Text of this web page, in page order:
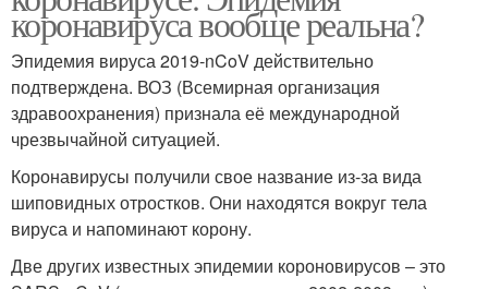
коронавируса вообще реальна?
Эпидемия вируса 2019-nCoV действительно
подтверждена. ВОЗ (Всемирная организация
здравоохранения) признала её международной
чрезвычайной ситуацией.
Коронавирусы получили свое название из-за вида
шиповидных отростков. Они находятся вокруг тела
вируса и напоминают корону.
Две других известных эпидемии короновирусов – это